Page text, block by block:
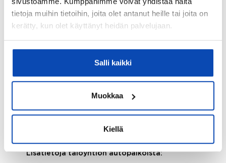
tietoja muihin tietoihin, joita olet antanut heille tai joita on
kerätty, kun olet käyttänyt heidän palvelujaan.
Salli kaikki
Muokkaa
Kiellä
Taloyhtiössä on:
Kaapeli-tv, väestönsuoja, uima-allas, pesutupa ja
kellarikomero
Kerhotila, kattoterassi, ruokasali ja keittiö
(asukaspalvelutilat), 2 toimenpidehuonetta, tekniset
Lisätietoja taloyhtiön autopaikoista: